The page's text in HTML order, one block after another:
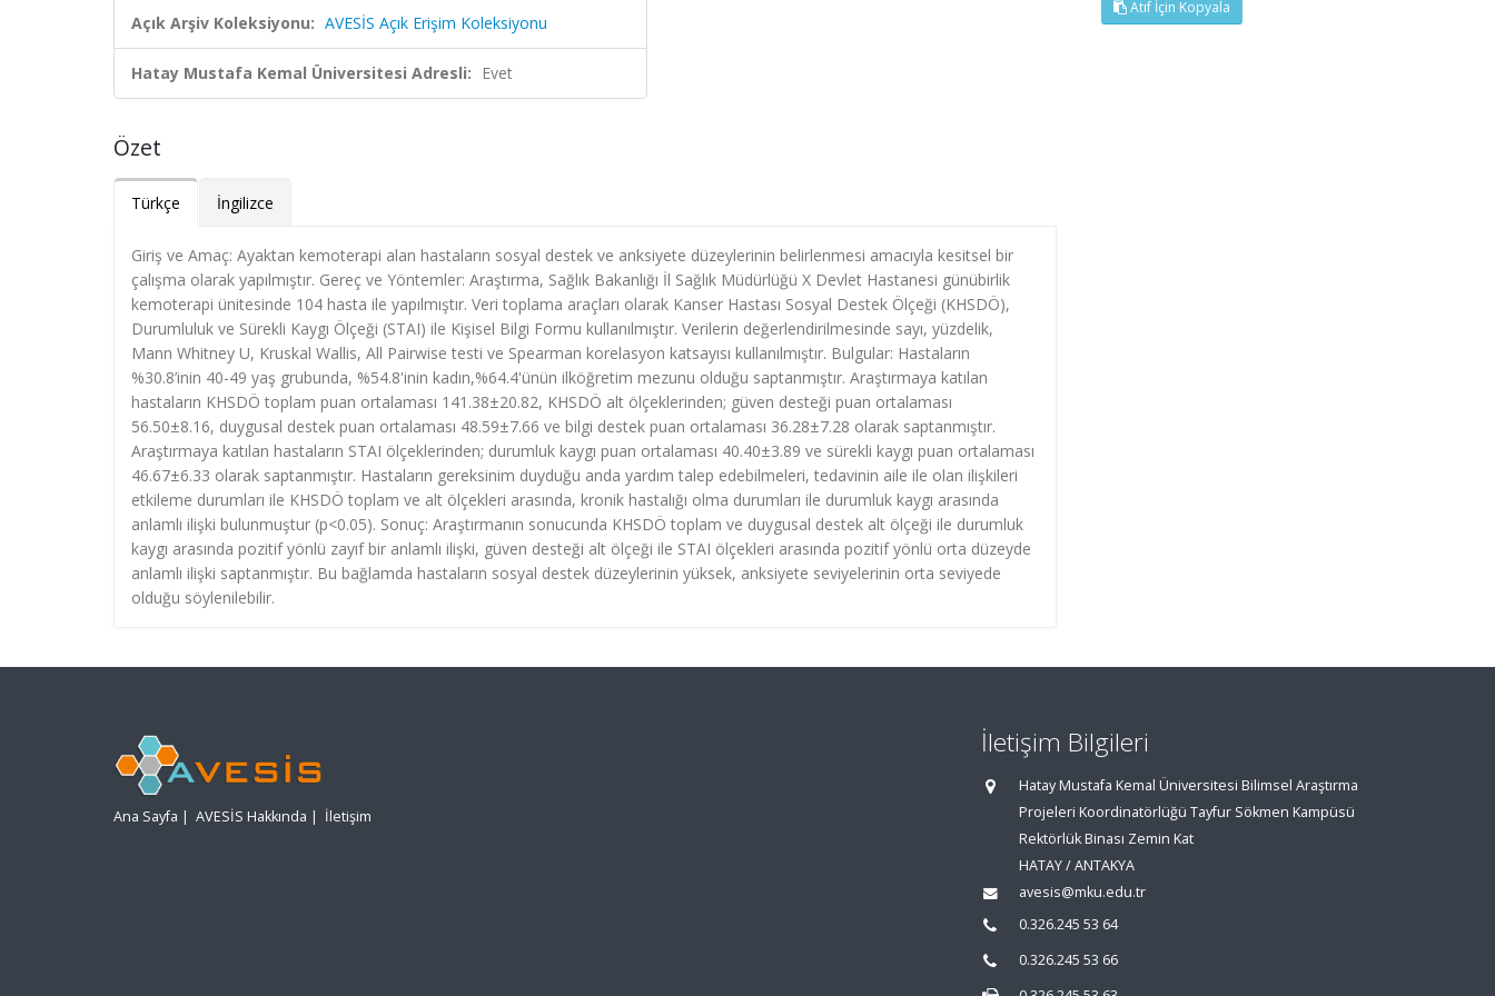
Açık Arşiv Koleksiyonu: AVESİS Açık Erişim Koleksiyonu
Hatay Mustafa Kemal Üniversitesi Adresli: Evet
Özet
Türkçe İngilizce
Giriş ve Amaç: Ayaktan kemoterapi alan hastaların sosyal destek ve anksiyete düzeylerinin belirlenmesi amacıyla kesitsel bir
çalışma olarak yapılmıştır. Gereç ve Yöntemler: Araştırma, Sağlık Bakanlığı İl Sağlık Müdürlüğü X Devlet Hastanesi günübirlik
kemoterapi ünitesinde 104 hasta ile yapılmıştır. Veri toplama araçları olarak Kanser Hastası Sosyal Destek Ölçeği (KHSDÖ),
Durumluluk ve Sürekli Kaygı Ölçeği (STAI) ile Kişisel Bilgi Formu kullanılmıştır. Verilerin değerlendirilmesinde sayı, yüzdelik,
Mann Whitney U, Kruskal Wallis, All Pairwise testi ve Spearman korelasyon katsayısı kullanılmıştır. Bulgular: Hastaların
%30.8’inin 40-49 yaş grubunda, %54.8'inin kadın,%64.4'ünün ilköğretim mezunu olduğu saptanmıştır. Araştırmaya katılan
hastaların KHSDÖ toplam puan ortalaması 141.38±20.82, KHSDÖ alt ölçeklerinden; güven desteği puan ortalaması
56.50±8.16, duygusal destek puan ortalaması 48.59±7.66 ve bilgi destek puan ortalaması 36.28±7.28 olarak saptanmıştır.
Araştırmaya katılan hastaların STAI ölçeklerinden; durumluk kaygı puan ortalaması 40.40±3.89 ve sürekli kaygı puan ortalaması
46.67±6.33 olarak saptanmıştır. Hastaların gereksinim duyduğu anda yardım talep edebilmeleri, tedavinin aile ile olan ilişkileri
etkileme durumları ile KHSDÖ toplam ve alt ölçekleri arasında, kronik hastalığı olma durumları ile durumluk kaygı arasında
anlamlı ilişki bulunmuştur (p<0.05). Sonuç: Araştırmanın sonucunda KHSDÖ toplam ve duygusal destek alt ölçeği ile durumluk
kaygı arasında pozitif yönlü zayıf bir anlamlı ilişki, güven desteği alt ölçeği ile STAI ölçekleri arasında pozitif yönlü orta düzeyde
anlamlı ilişki saptanmıştır. Bu bağlamda hastaların sosyal destek düzeylerinin yüksek, anksiyete seviyelerinin orta seviyede
olduğu söylenilebilir.
Atıf İçin Kopyala
Ana Sayfa | AVESİS Hakkında | İletişim
İletişim Bilgileri
Hatay Mustafa Kemal Üniversitesi Bilimsel Araştırma
Projeleri Koordinatörlüğü Tayfur Sökmen Kampüsü
Rektörlük Binası Zemin Kat
HATAY / ANTAKYA
avesis@mku.edu.tr
0.326.245 53 64
0.326.245 53 66